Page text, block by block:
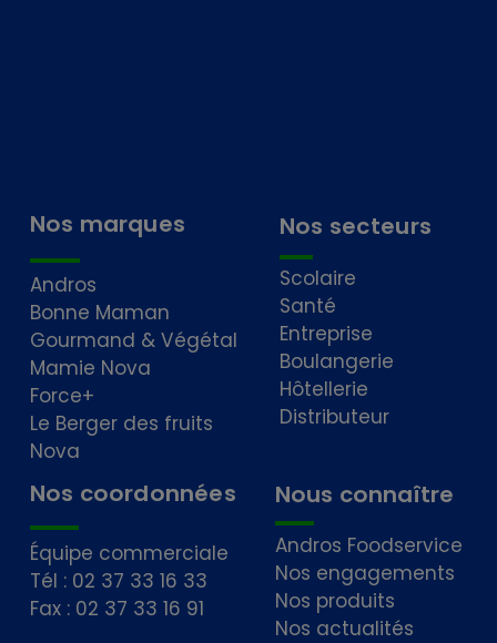
Nos marques
Andros
Bonne Maman
Gourmand & Végétal
Mamie Nova
Force+
Le Berger des fruits
Nova
Nos secteurs
Scolaire
Santé
Entreprise
Boulangerie
Hôtellerie
Distributeur
Nos coordonnées
Équipe commerciale
Tél : 02 37 33 16 33
Fax : 02 37 33 16 91
Nous connaître
Andros Foodservice
Nos engagements
Nos produits
Nos actualités